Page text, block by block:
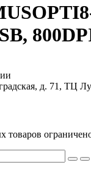
д. 71, ТЦ
товаров